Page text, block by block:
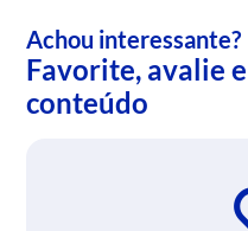
Achou interessante?
Favorite, avalie
conteúdo